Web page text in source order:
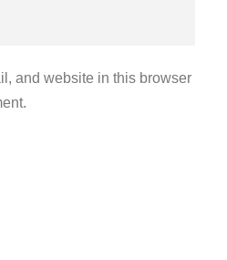
and website in this browser